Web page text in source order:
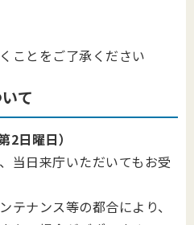
ことをご了承ください
て
2日曜日）
当日来庁いただいてもお受
ナンス等の都合により、